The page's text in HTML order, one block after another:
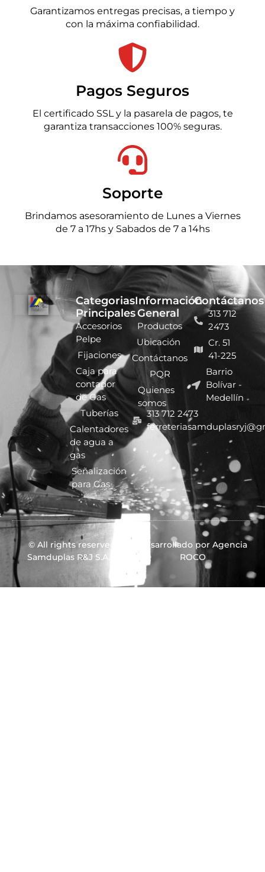
Garantizamos entregas precisas, a tiempo y
con la máxima confiabilidad.
Pagos Seguros
El certificado SSL y la pasarela de pagos, te
garantiza transacciones 100% seguras.
Soporte
Brindamos asesoramiento de Lunes a Viernes
de 7 a 17hs y Sabados de 7 a 14hs
Categorias
Principales
Accesorios
Pelpe
Fijaciones
Caja para
contador
de Gas
Tuberías
Calentadores
de agua a
gas
Señalización
para Gas
Información
General
Productos
Ubicación
Contáctanos
PQR
Quienes
somos
Contáctanos
313 712
2473
Cr. 51
41-225
Barrio
Bolívar -
Medellín
313 712 2473
© All rights reserved
Samduplas R&J S.A.S.
Desarrollado por Agencia
ROCO